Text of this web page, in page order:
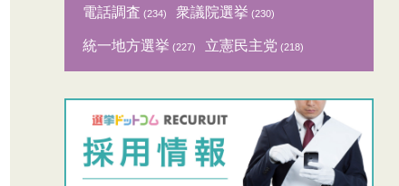
電話調査 (234) 衆議院選挙 (230)
統一地方選挙 (227) 立憲民主党 (218)